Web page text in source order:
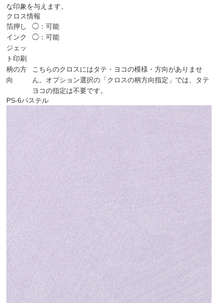
な印象を与えます。
クロス情報
箔押し
◯：可能
インク
ジェッ
ト印刷
◯：可能
柄の方
向
こちらのクロスにはタテ・ヨコの模様・方向がありませ
ん。オプション選択の「クロスの柄方向指定」では、タテ
ヨコの指定は不要です。
PS-6パステル